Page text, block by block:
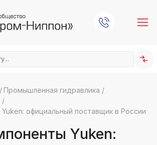
/ Промышленная гидравлика /
/
официальный поставщик в России
Yuken: